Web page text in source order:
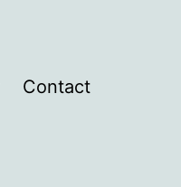
Contact